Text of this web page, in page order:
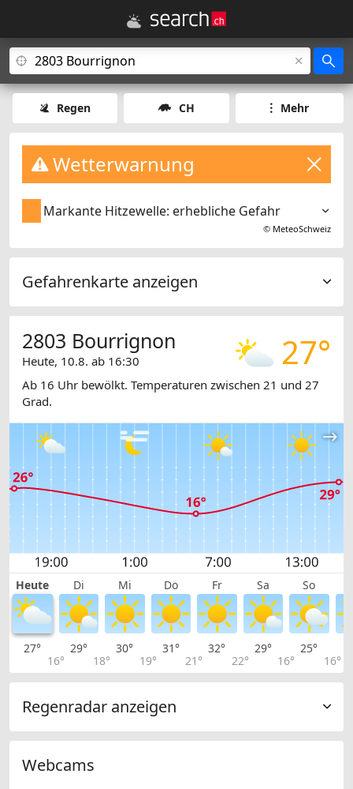
Regen CH Mehr
Wetterwarnung
Markante Hitzewelle: erhebliche Gefahr
© MeteoSchweiz
Gefahrenkarte anzeigen
27°
2803 Bourrignon
Heute, 10.8. ab 16:30
Ab 16 Uhr bewölkt. Temperaturen zwischen 21 und 27
Grad.
Heute Di Mi Do Fr Sa So
27°
16°
29°
18°
30°
19°
31°
21°
32°
22°
29°
16°
25°
16°
Regenradar anzeigen
Webcams